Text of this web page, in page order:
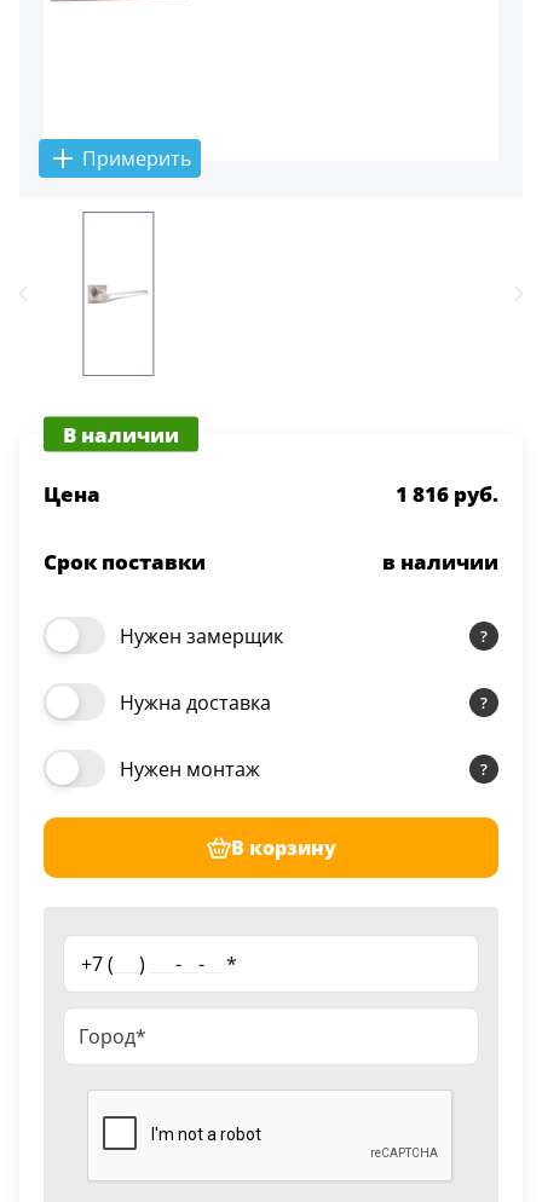
Примерить
В наличии
Цена 1 816 руб.
Срок поставки в наличии
Нужен замерщик
Нужна доставка
Нужен монтаж
В корзину
+7 ( ) - - *